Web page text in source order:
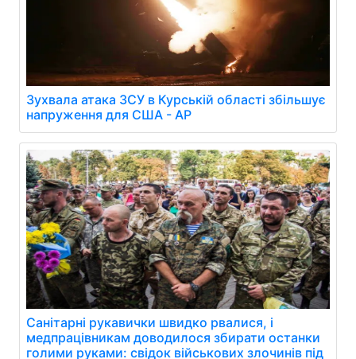
Зухвала атака ЗСУ в Курській області збільшує
напруження для США - AP
Санітарні рукавички швидко рвалися, і
медпрацівникам доводилося збирати останки
голими руками: свідок військових злочинів під